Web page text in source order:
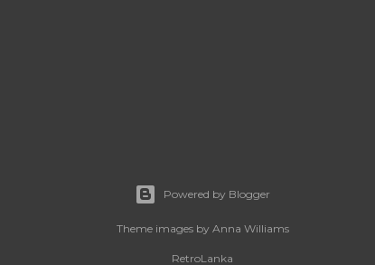
Powered by Blogger
Theme images by Anna Williams
RetroLanka